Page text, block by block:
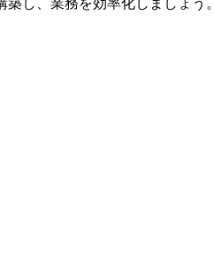
し、業務を効率化しましょう。